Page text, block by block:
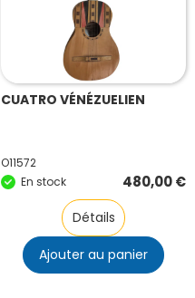
CUATRO VÉNÉZUELIEN
O11572
En stock
480,00€
Détails
Ajouter au panier